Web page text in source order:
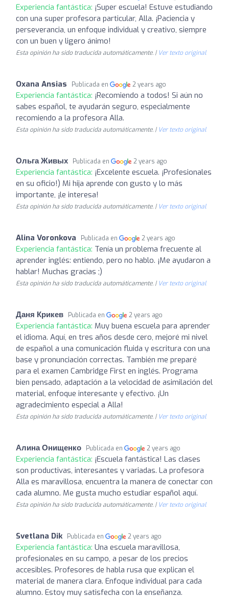
Experiencia fantástica: ¡Super escuela! Estuve estudiando
con una super profesora particular, Alla. ¡Paciencia y
perseverancia, un enfoque individual y creativo, siempre
con un buen y ligero ánimo!
Esta opinión ha sido traducida automáticamente. | Ver texto original
Oxana Ansias Publicada en 2 years ago
Experiencia fantástica: ¡Recomiendo a todos! Si aún no
sabes español, te ayudarán seguro, especialmente
recomiendo a la profesora Alla.
Esta opinión ha sido traducida automáticamente. | Ver texto original
Ольга Живых Publicada en 2 years ago
Experiencia fantástica: ¡Excelente escuela. ¡Profesionales
en su oficio!) Mi hija aprende con gusto y lo más
importante, ¡le interesa!
Esta opinión ha sido traducida automáticamente. | Ver texto original
Alina Voronkova Publicada en 2 years ago
Experiencia fantástica: Tenía un problema frecuente al
aprender inglés: entiendo, pero no hablo. ¡Me ayudaron a
hablar! Muchas gracias ;)
Esta opinión ha sido traducida automáticamente. | Ver texto original
Даня Крикев Publicada en 2 years ago
Experiencia fantástica: Muy buena escuela para aprender
el idioma. Aquí, en tres años desde cero, mejoré mi nivel
de español a una comunicación fluida y escritura con una
base y pronunciación correctas. También me preparé
para el examen Cambridge First en inglés. Programa
bien pensado, adaptación a la velocidad de asimilación del
material, enfoque interesante y efectivo. ¡Un
agradecimiento especial a Alla!
Esta opinión ha sido traducida automáticamente. | Ver texto original
Алина Онищенко Publicada en 2 years ago
Experiencia fantástica: ¡Escuela fantástica! Las clases
son productivas, interesantes y variadas. La profesora
Alla es maravillosa, encuentra la manera de conectar con
cada alumno. Me gusta mucho estudiar español aquí.
Esta opinión ha sido traducida automáticamente. | Ver texto original
Svetlana Dik Publicada en 2 years ago
Experiencia fantástica: Una escuela maravillosa,
profesionales en su campo, a pesar de los precios
accesibles. Profesores de habla rusa que explican el
material de manera clara. Enfoque individual para cada
alumno. Estoy muy satisfecha con la enseñanza.